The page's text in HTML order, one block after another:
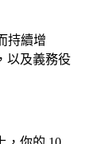
持續增
以及義務役